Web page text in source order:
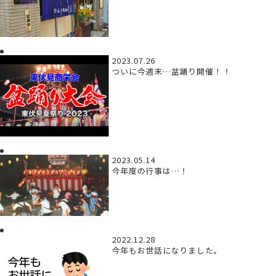
2023.07.26
ついに今週末…盆踊り開催！！
2023.05.14
今年度の行事は…！
2022.12.28
今年もお世話になりました。